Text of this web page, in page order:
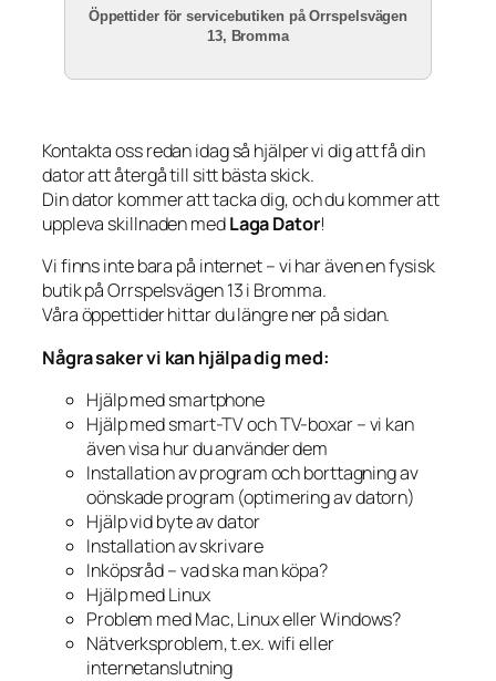
Öppettider för servicebutiken på Orrspelsvägen
13, Bromma
Kontakta oss redan idag så hjälper vi dig att få din
dator att återgå till sitt bästa skick.
Din dator kommer att tacka dig, och du kommer att
uppleva skillnaden medLaga Dator!
Vi finns inte bara på internet – vi har även en fysisk
butik på Orrspelsvägen 13 i Bromma.
Våra öppettider hittar du längre ner på sidan.
Några saker vi kan hjälpa dig med:
Hjälp med smartphone
Hjälp med smart-TV och TV-boxar – vi kan
även visa hur du använder dem
Installation av program och borttagning av
oönskade program (optimering av datorn)
Hjälp vid byte av dator
Installation av skrivare
Inköpsråd – vad ska man köpa?
Hjälp med Linux
Problem med Mac, Linux eller Windows?
Nätverksproblem, t.ex. wifi eller
internetanslutning